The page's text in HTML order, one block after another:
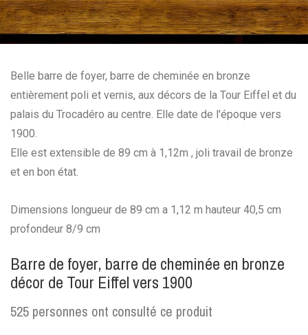
Belle barre de foyer, barre de cheminée en bronze
entièrement poli et vernis, aux décors de la Tour Eiffel et du
palais du Trocadéro au centre. Elle date de l'époque vers
1900.
Elle est extensible de 89 cm à 1,12m , joli travail de bronze
et en bon état.
Dimensions longueur de 89 cm a 1,12 m hauteur 40,5 cm
profondeur 8/9 cm
Barre de foyer, barre de cheminée en bronze
décor de Tour Eiffel vers 1900
525 personnes ont consulté ce produit